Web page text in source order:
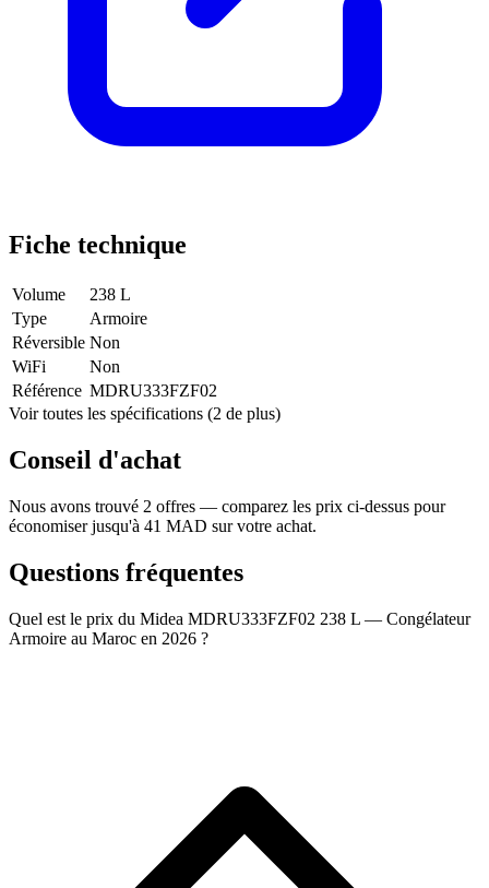
Fiche technique
Volume
238 L
Type
Armoire
Réversible Non
WiFi
Non
Référence MDRU333FZF02
Voir toutes les spécifications (2 de plus)
Conseil d'achat
Nous avons trouvé 2 offres — comparez les prix ci-dessus pour
économiser jusqu'à 41 MAD sur votre achat.
Questions fréquentes
Quel est le prix du Midea MDRU333FZF02 238 L — Congélateur
Armoire au Maroc en 2026 ?